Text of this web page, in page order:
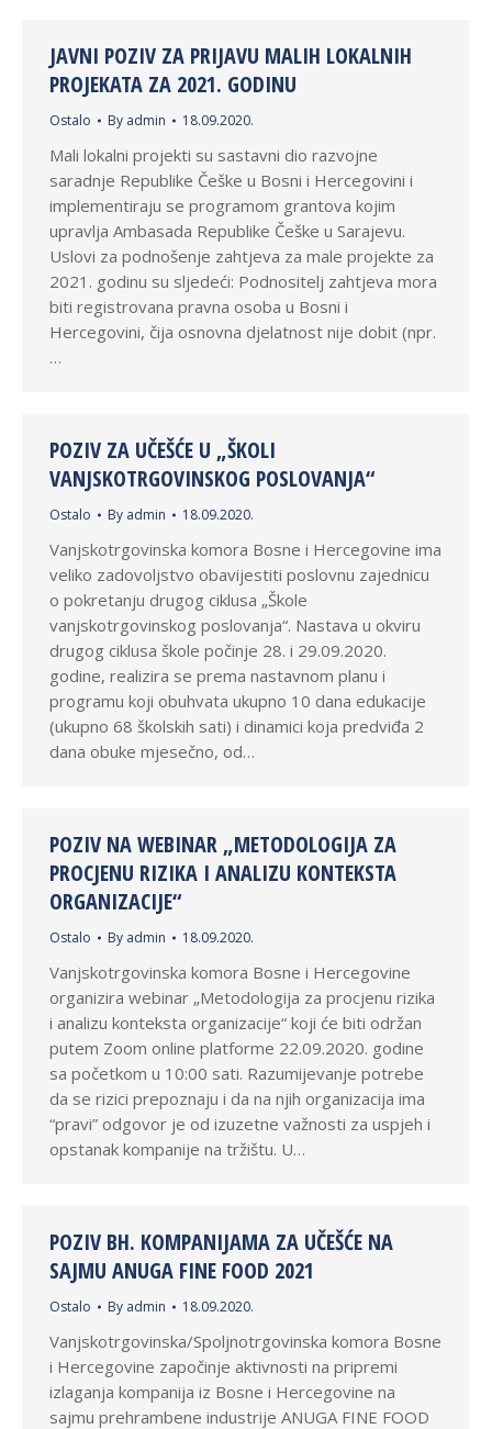
JAVNI POZIV ZA PRIJAVU MALIH LOKALNIH
PROJEKATA ZA 2021. GODINU
Ostalo By admin 18.09.2020.
Mali lokalni projekti su sastavni dio razvojne
saradnje Republike Češke u Bosni i Hercegovini i
implementiraju se programom grantova kojim
upravlja Ambasada Republike Češke u Sarajevu.
Uslovi za podnošenje zahtjeva za male projekte za
2021. godinu su sljedeći: Podnositelj zahtjeva mora
biti registrovana pravna osoba u Bosni i
Hercegovini, čija osnovna djelatnost nije dobit (npr.
…
POZIV ZA UČEŠĆE U „ŠKOLI
VANJSKOTRGOVINSKOG POSLOVANJA“
Ostalo By admin 18.09.2020.
Vanjskotrgovinska komora Bosne i Hercegovine ima
veliko zadovoljstvo obavijestiti poslovnu zajednicu
o pokretanju drugog ciklusa „Škole
vanjskotrgovinskog poslovanja“. Nastava u okviru
drugog ciklusa škole počinje 28. i 29.09.2020.
godine, realizira se prema nastavnom planu i
programu koji obuhvata ukupno 10 dana edukacije
(ukupno 68 školskih sati) i dinamici koja predviđa 2
dana obuke mjesečno, od…
POZIV NA WEBINAR „METODOLOGIJA ZA
PROCJENU RIZIKA I ANALIZU KONTEKSTA
ORGANIZACIJE“
Ostalo By admin 18.09.2020.
Vanjskotrgovinska komora Bosne i Hercegovine
organizira webinar „Metodologija za procjenu rizika
i analizu konteksta organizacije“ koji će biti održan
putem Zoom online platforme 22.09.2020. godine
sa početkom u 10:00 sati. Razumijevanje potrebe
da se rizici prepoznaju i da na njih organizacija ima
“pravi” odgovor je od izuzetne važnosti za uspjeh i
opstanak kompanije na tržištu. U…
POZIV BH. KOMPANIJAMA ZA UČEŠĆE NA
SAJMU ANUGA FINE FOOD 2021
Ostalo By admin 18.09.2020.
Vanjskotrgovinska/Spoljnotrgovinska komora Bosne
i Hercegovine započinje aktivnosti na pripremi
izlaganja kompanija iz Bosne i Hercegovine na
sajmu prehrambene industrije ANUGA FINE FOOD